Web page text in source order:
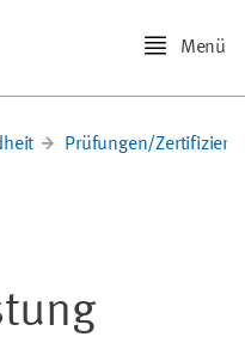
Menü
Prüfungen/